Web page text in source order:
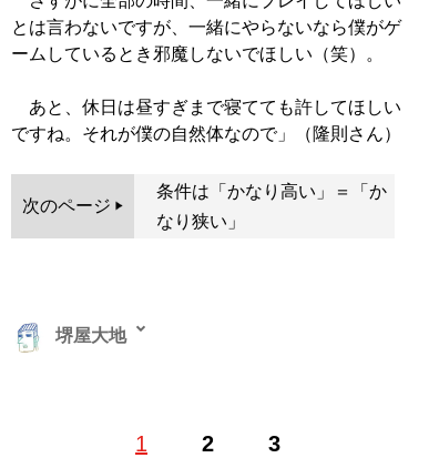
とは言わないですが、一緒にやらないなら僕がゲ
ームしているとき邪魔しないでほしい（笑）。
あと、休日は昼すぎまで寝てても許してほしい
ですね。それが僕の自然体なので」（隆則さん）
次のページ
条件は「かなり高い」＝「か
なり狭い」
1 2 3
堺屋大地
ンセラー。本連載意外に『SmartFLASH』（光文社）で